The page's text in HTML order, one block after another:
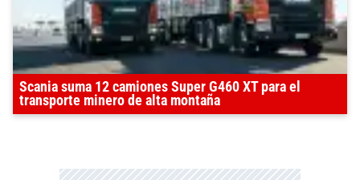
Scania suma 12 camiones Super G460 XT para el
transporte minero de alta montaña